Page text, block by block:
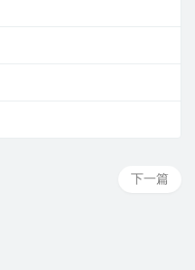
下一篇